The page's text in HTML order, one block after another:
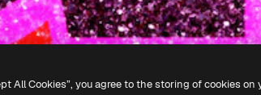
All Cookies”, you agree to the storing of cookies